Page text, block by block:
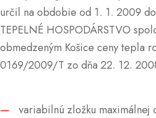
určil na obdobie od 1. 1. 2009
TEPELNÉ HOSPODÁRSTVO
obmedzeným Košice ceny tepla
0169/2009/T zo dňa 22. 12.
variabilnú zložku maximálnej